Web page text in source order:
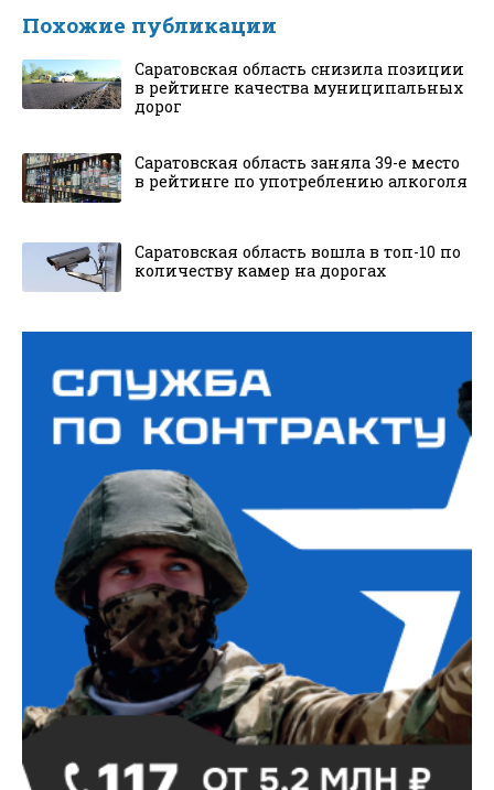
Похожие публикации
Саратовская область снизила позиции
в рейтинге качества муниципальных
дорог
Саратовская область заняла 39-е место
в рейтинге по употреблению алкоголя
Саратовская область вошла в топ-10 по
количеству камер на дорогах